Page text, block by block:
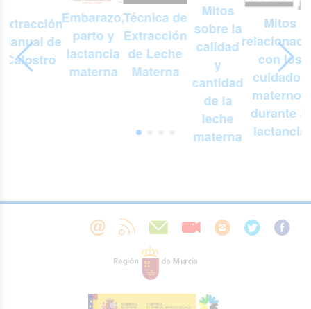
Manual de
Calostro
Embarazo,
parto y
lactancia
materna
Técnica de
Extracción
de Leche
Materna
Mitos
sobre la
calidad
y
cantidad
de la
leche
materna
Mitos
con los
cuidados
maternos
durante la
lactancia